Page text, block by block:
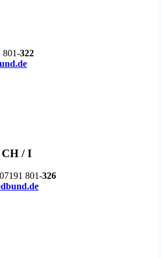
801-322
CH / I
801-326